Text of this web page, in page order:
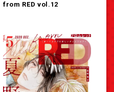
from RED vol.12